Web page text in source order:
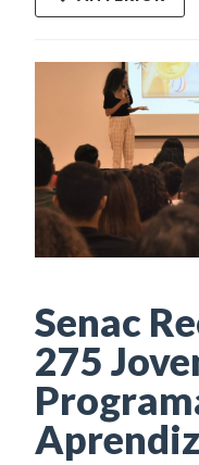
Senac
275